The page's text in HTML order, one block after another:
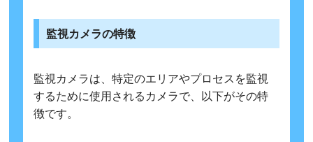
監視カメラの特徴
監視カメラは、特定のエリアやプロセスを監視
するために使用されるカメラで、以下がその特
徴です。